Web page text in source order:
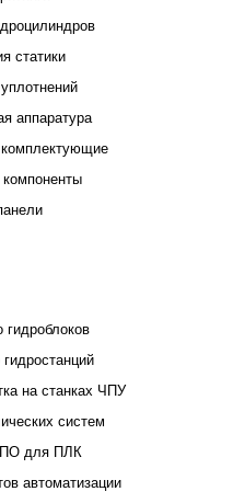
статики
аппаратура
компоненты
гидроблоков
на станках ЧПУ
систем
ПО для ПЛК
автоматизации